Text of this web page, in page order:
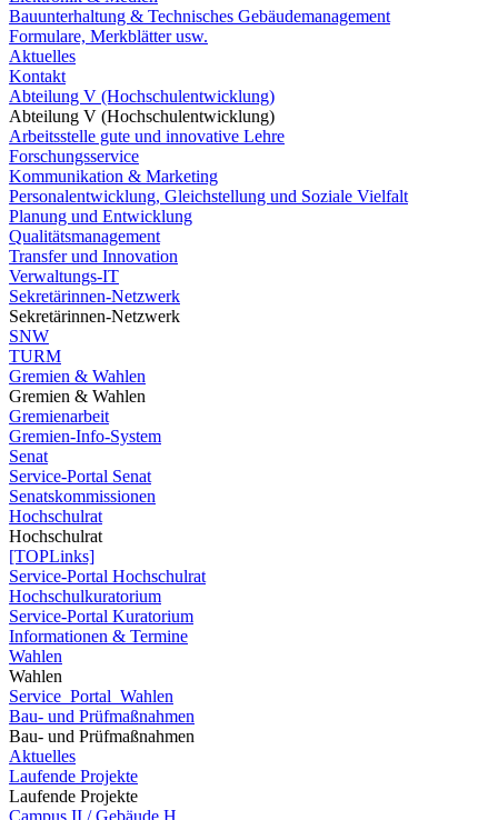
Bauunterhaltung & Technisches Gebäudemanagement
Formulare, Merkblätter usw.
Aktuelles
Kontakt
Abteilung V (Hochschulentwicklung)
Abteilung V (Hochschulentwicklung)
Arbeitsstelle gute und innovative Lehre
Forschungsservice
Kommunikation & Marketing
Personalentwicklung, Gleichstellung und Soziale Vielfalt
Planung und Entwicklung
Qualitätsmanagement
Transfer und Innovation
Verwaltungs-IT
Sekretärinnen-Netzwerk
Sekretärinnen-Netzwerk
SNW
TURM
Gremien & Wahlen
Gremien & Wahlen
Gremienarbeit
Gremien-Info-System
Senat
Service-Portal Senat
Senatskommissionen
Hochschulrat
Hochschulrat
[TOPLinks]
Service-Portal Hochschulrat
Hochschulkuratorium
Service-Portal Kuratorium
Informationen & Termine
Wahlen
Wahlen
Service_Portal_Wahlen
Bau- und Prüfmaßnahmen
Bau- und Prüfmaßnahmen
Aktuelles
Laufende Projekte
Laufende Projekte
Campus II / Gebäude H